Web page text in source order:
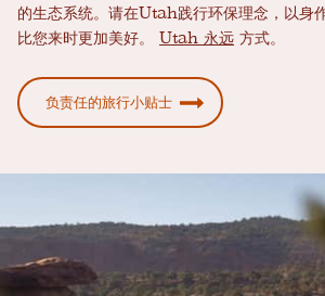
的生态系统。请在Utah践行环保理念，以身
比您来时更加美好。 Utah 永远 方式。
负责任的旅行小贴士